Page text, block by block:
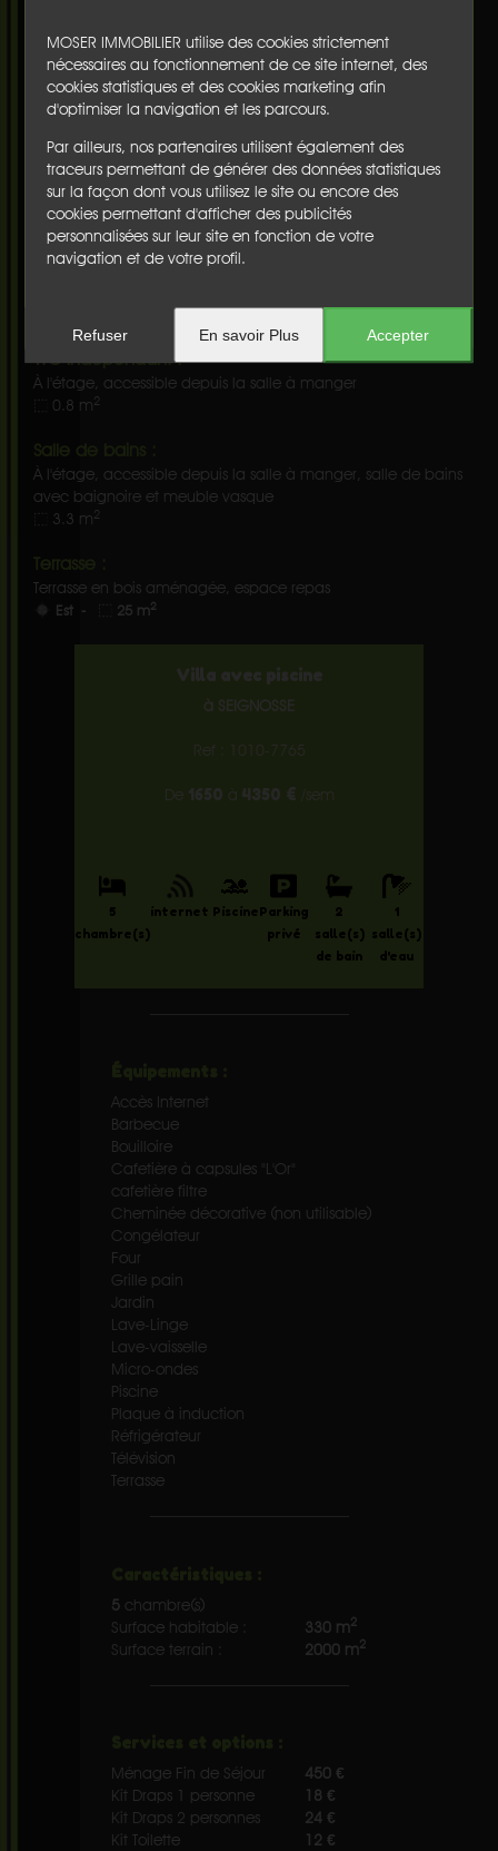
MOSER IMMOBILIER utilise des cookies strictement
nécessaires au fonctionnement de ce site internet, des
cookies statistiques et des cookies marketing afin
d'optimiser la navigation et les parcours.
Par ailleurs, nos partenaires utilisent également des
traceurs permettant de générer des données statistiques
sur la façon dont vous utilisez le site ou encore des
cookies permettant d'afficher des publicités
personnalisées sur leur site en fonction de votre
navigation et de votre profil.
Refuser En savoir Plus Accepter
Ouest -
12.3 m 2
Chambre 4 :
À l'étage, accessible depuis la salle à manger, chambre un
(lavabo+bidet)
Est -
9.2 m2
Chambre 5 :
À l'étage, accessible depuis la salle à manger, chambre
mansardée avec un lit 160x200, commode, fenêtre de toit
WC indépendant :
À l'étage, accessible depuis la salle à manger
0.8 m2
Salle de bains :
À l'étage, accessible depuis la salle à manger, salle de bains
avec baignoire et meuble vasque
3.3 m2
Terrasse :
Terrasse en bois aménagée, espace repas
Est -
25 m2
Villa avec piscine
à SEIGNOSSE
Ref : 1010-7765
De 1650 à 4350 € /sem
5
chambre(s)
internet PiscineParking
privé
2
salle(s)
de bain
1
salle(s)
d'eau
Accès Internet
Barbecue
Bouilloire
Cafetière à capsules "L'Or"
cafetière filtre
Cheminée décorative (non utilisable)
Congélateur
Four
Grille pain
Jardin
Lave-Linge
Lave-vaisselle
Micro-ondes
Piscine
Plaque à induction
Réfrigérateur
Télévision
Terrasse
5chambre(s)
Surface habitable :
330 m2
Surface terrain : 2000 m2
Ménage Fin de Séjour
450 €
Kit Draps 1 personne
18 €
Kit Draps 2 personnes
24 €
Kit Toilette
12 €